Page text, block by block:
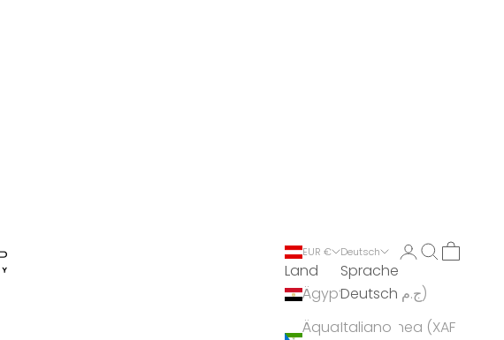
EUR €
Land
Ägypten (EGP ج.م)
Äquatorialguinea (XAF
Deutsch
Sprache
Deutsch
Italiano
Anmelden
Suchen